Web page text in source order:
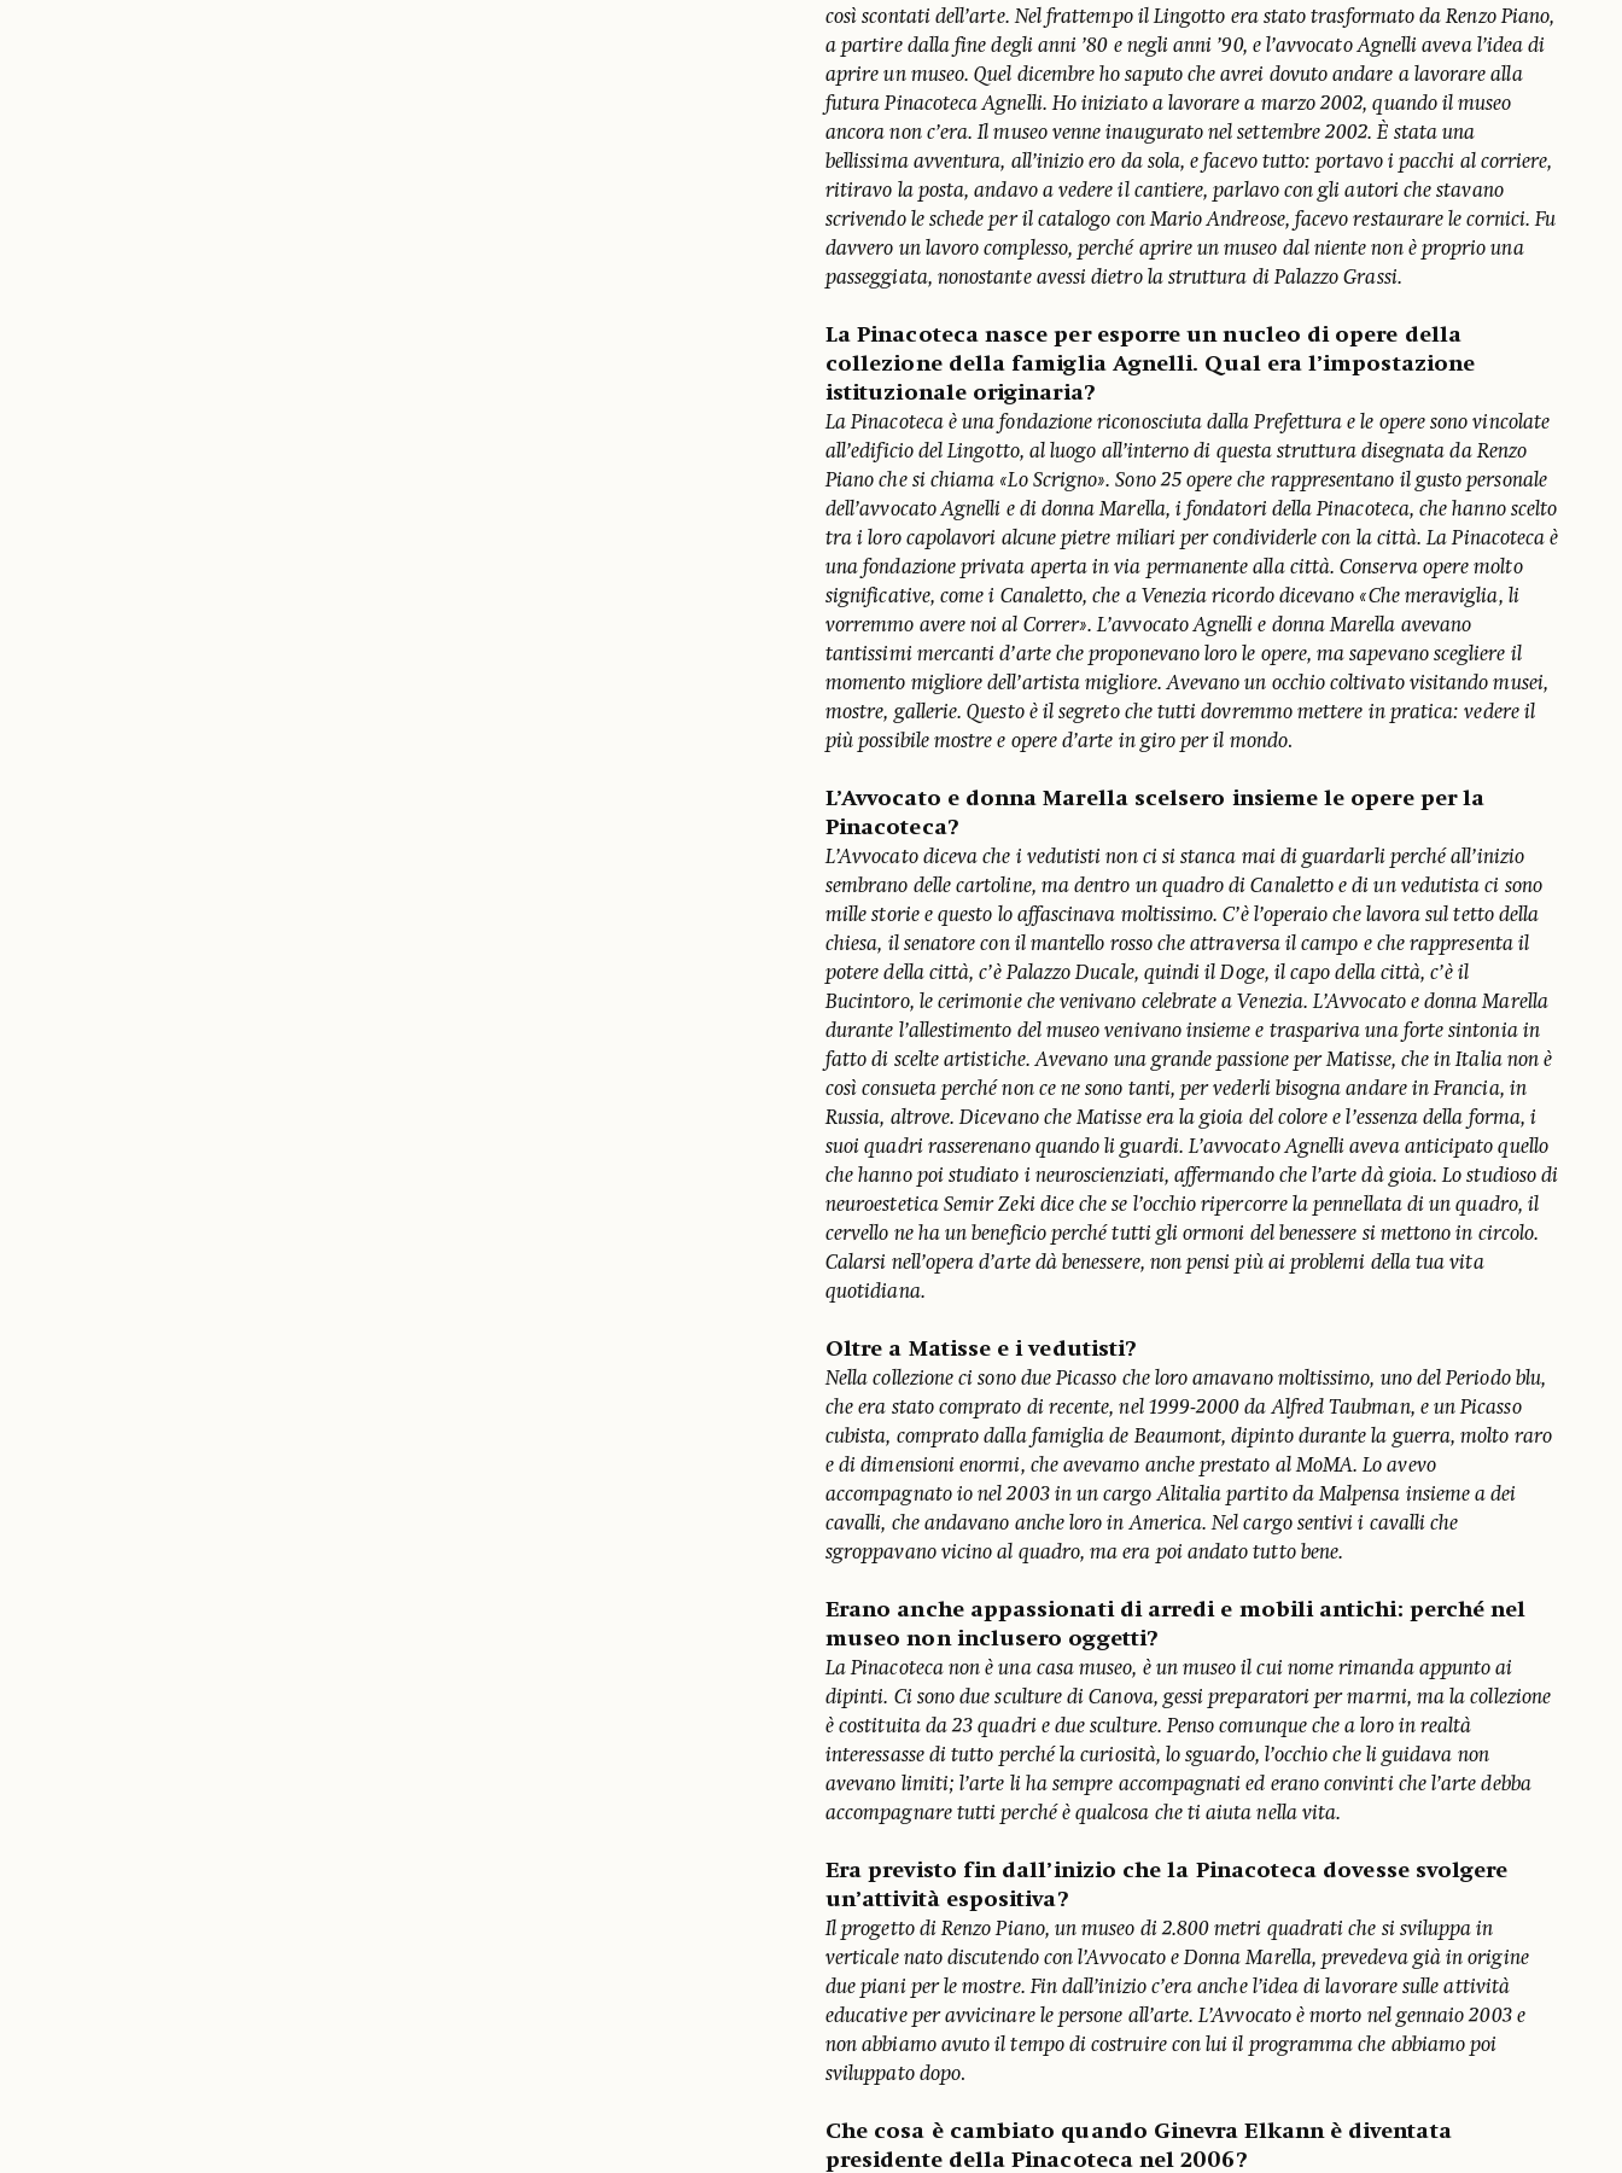
così scontati dell’arte. Nel frattempo il Lingotto era stato trasformato da Renzo Piano,
a partire dalla fine degli anni ’80 e negli anni ’90, e l’avvocato Agnelli aveva l’idea di
aprire un museo. Quel dicembre ho saputo che avrei dovuto andare a lavorare alla
futura Pinacoteca Agnelli. Ho iniziato a lavorare a marzo 2002, quando il museo
ancora non c’era. Il museo venne inaugurato nel settembre 2002. È stata una
bellissima avventura, all’inizio ero da sola, e facevo tutto: portavo i pacchi al corriere,
ritiravo la posta, andavo a vedere il cantiere, parlavo con gli autori che stavano
scrivendo le schede per il catalogo con Mario Andreose, facevo restaurare le cornici. Fu
davvero un lavoro complesso, perché aprire un museo dal niente non è proprio una
passeggiata, nonostante avessi dietro la struttura di Palazzo Grassi.
La Pinacoteca nasce per esporre un nucleo di opere della
collezione della famiglia Agnelli. Qual era l’impostazione
istituzionale originaria?
La Pinacoteca è una fondazione riconosciuta dalla Prefettura e le opere sono vincolate
all’edificio del Lingotto, al luogo all’interno di questa struttura disegnata da Renzo
Piano che si chiama «Lo Scrigno». Sono 25 opere che rappresentano il gusto personale
dell’avvocato Agnelli e di donna Marella, i fondatori della Pinacoteca, che hanno scelto
tra i loro capolavori alcune pietre miliari per condividerle con la città. La Pinacoteca è
una fondazione privata aperta in via permanente alla città. Conserva opere molto
significative, come i Canaletto, che a Venezia ricordo dicevano «Che meraviglia, li
vorremmo avere noi al Correr». L’avvocato Agnelli e donna Marella avevano
tantissimi mercanti d’arte che proponevano loro le opere, ma sapevano scegliere il
momento migliore dell’artista migliore. Avevano un occhio coltivato visitando musei,
mostre, gallerie. Questo è il segreto che tutti dovremmo mettere in pratica: vedere il
più possibile mostre e opere d’arte in giro per il mondo.
L’Avvocato e donna Marella scelsero insieme le opere per la
Pinacoteca?
L’Avvocato diceva che i vedutisti non ci si stanca mai di guardarli perché all’inizio
sembrano delle cartoline, ma dentro un quadro di Canaletto e di un vedutista ci sono
mille storie e questo lo affascinava moltissimo. C’è l’operaio che lavora sul tetto della
chiesa, il senatore con il mantello rosso che attraversa il campo e che rappresenta il
potere della città, c’è Palazzo Ducale, quindi il Doge, il capo della città, c’è il
Bucintoro, le cerimonie che venivano celebrate a Venezia. L’Avvocato e donna Marella
durante l’allestimento del museo venivano insieme e traspariva una forte sintonia in
fatto di scelte artistiche. Avevano una grande passione per Matisse, che in Italia non è
così consueta perché non ce ne sono tanti, per vederli bisogna andare in Francia, in
Russia, altrove. Dicevano che Matisse era la gioia del colore e l’essenza della forma, i
suoi quadri rasserenano quando li guardi. L’avvocato Agnelli aveva anticipato quello
che hanno poi studiato i neuroscienziati, affermando che l’arte dà gioia. Lo studioso di
neuroestetica Semir Zeki dice che se l’occhio ripercorre la pennellata di un quadro, il
cervello ne ha un beneficio perché tutti gli ormoni del benessere si mettono in circolo.
Calarsi nell’opera d’arte dà benessere, non pensi più ai problemi della tua vita
quotidiana.
Oltre a Matisse e i vedutisti?
Nella collezione ci sono due Picasso che loro amavano moltissimo, uno del Periodo blu,
che era stato comprato di recente, nel 1999-2000 da Alfred Taubman, e un Picasso
cubista, comprato dalla famiglia de Beaumont, dipinto durante la guerra, molto raro
e di dimensioni enormi, che avevamo anche prestato al MoMA. Lo avevo
accompagnato io nel 2003 in un cargo Alitalia partito da Malpensa insieme a dei
cavalli, che andavano anche loro in America. Nel cargo sentivi i cavalli che
sgroppavano vicino al quadro, ma era poi andato tutto bene.
Erano anche appassionati di arredi e mobili antichi: perché nel
museo non inclusero oggetti?
La Pinacoteca non è una casa museo, è un museo il cui nome rimanda appunto ai
dipinti. Ci sono due sculture di Canova, gessi preparatori per marmi, ma la collezione
è costituita da 23 quadri e due sculture. Penso comunque che a loro in realtà
interessasse di tutto perché la curiosità, lo sguardo, l’occhio che li guidava non
avevano limiti; l’arte li ha sempre accompagnati ed erano convinti che l’arte debba
accompagnare tutti perché è qualcosa che ti aiuta nella vita.
Era previsto fin dall’inizio che la Pinacoteca dovesse svolgere
un’attività espositiva?
Il progetto di Renzo Piano, un museo di 2.800 metri quadrati che si sviluppa in
verticale nato discutendo con l’Avvocato e Donna Marella, prevedeva già in origine
due piani per le mostre. Fin dall’inizio c’era anche l’idea di lavorare sulle attività
educative per avvicinare le persone all’arte. L’Avvocato è morto nel gennaio 2003 e
non abbiamo avuto il tempo di costruire con lui il programma che abbiamo poi
sviluppato dopo.
Che cosa è cambiato quando Ginevra Elkann è diventata
presidente della Pinacoteca nel 2006?